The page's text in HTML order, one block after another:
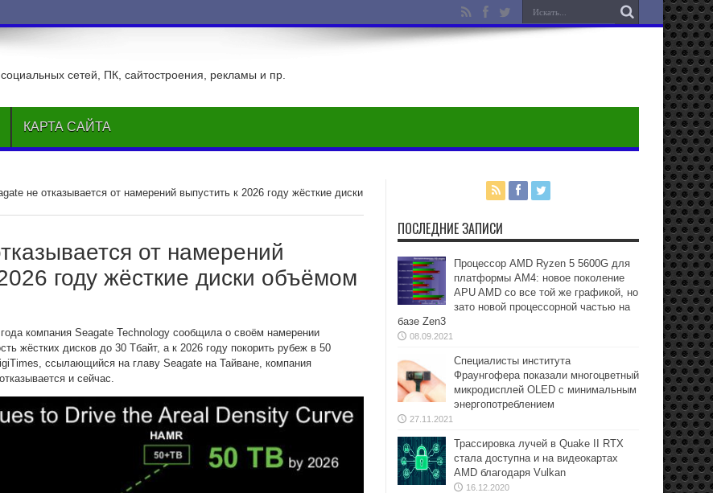
сетей, ПК, сайтостроения, рекламы и пр.
КАРТА САЙТА
не отказывается от намерений выпустить к 2026 году жёсткие диски
от намерений
году жёсткие диски объёмом
компания Seagate Technology сообщила о своём намерении
жёстких дисков до 30 Тбайт, а к 2026 году покорить рубеж в 50
ссылающийся на главу Seagate на Тайване, компания
и сейчас.
ПОСЛЕДНИЕ ЗАПИСИ
Процессор AMD Ryzen 5 5600G для
платформы АМ4: новое поколение
APU AMD со все той же графикой, но
зато новой процессорной частью на
базе Zen3
08.09.2021
Специалисты института
Фраунгофера показали многоцветный
микродисплей OLED с минимальным
энергопотреблением
27.11.2021
Трассировка лучей в Quake II RTX
стала доступна и на видеокартах
AMD благодаря Vulkan
16.12.2020